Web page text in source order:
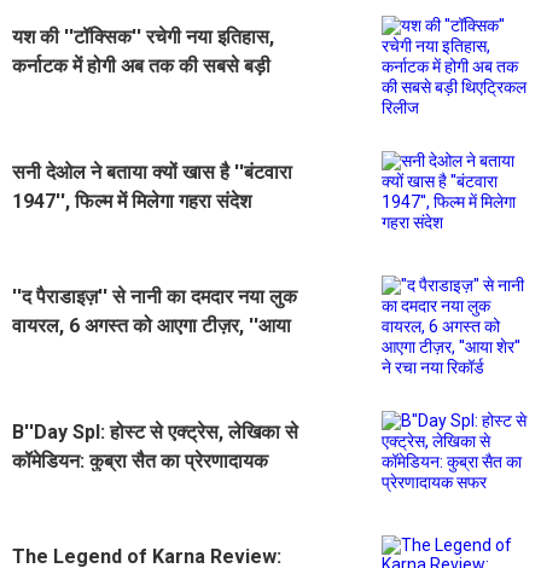
यश की ''टॉक्सिक'' रचेगी नया इतिहास,
कर्नाटक में होगी अब तक की सबसे बड़ी
सनी देओल ने बताया क्यों खास है ''बंटवारा
1947'', फिल्म में मिलेगा गहरा संदेश
''द पैराडाइज़'' से नानी का दमदार नया लुक
वायरल, 6 अगस्त को आएगा टीज़र, ''आया
B''Day Spl: होस्ट से एक्ट्रेस, लेखिका से
कॉमेडियन: कुब्रा सैत का प्रेरणादायक
The Legend of Karna Review: